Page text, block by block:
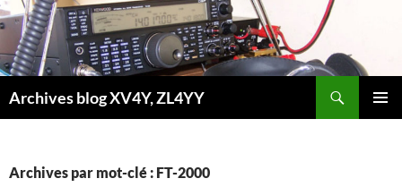
Aller
au
contenu
Archives blog XV4Y, ZL4YY
Archives par mot-clé : FT-2000